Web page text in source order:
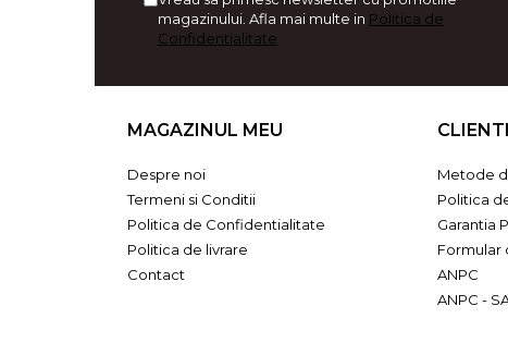
magazinului. Afla mai multe in Politica de
Confidentialitate
MAGAZINUL MEU
Despre noi
Termeni si Conditii
Politica de Confidentialitate
Politica de livrare
Contact
CLIENTI
Metode
Politica
Garantia
Formular
ANPC
ANPC -